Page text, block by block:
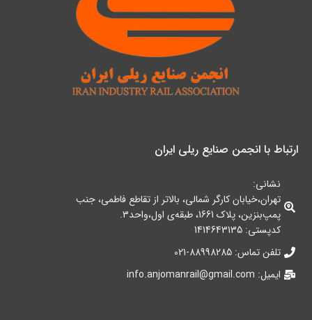
ارتباط با انجمن صنایع ریلی ایران
نشانی:
تهران،خیابان کارگر شمالی، بالاتر از تقاطع فاطمی، جنب
پمپ‌بنزین، پلاک 1661، طبقه‌ی اول،واحد3.
کدپستی: 1414643135
تلفن تماس: 88998285-021
ایمیل: info.anjomanrail@gmail.com